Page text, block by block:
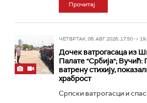
Прочитај
ЧЕТВРТАК, 06. АВГ 2026, 17:50 ->
Дочек ватрогасаца из
Палате "Србија"; Вучић:
ватрену стихију,
храброст
Српски ватрогасци и